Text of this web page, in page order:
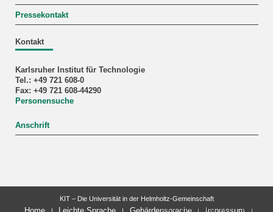
Pressekontakt
Kontakt
Karlsruher Institut für Technologie
Tel.: +49 721 608-0
Fax: +49 721 608-44290
Personensuche
Anschrift
letzte Änderung: 22.07.2026
KIT – Die Universität in der Helmholtz-Gemeinschaft